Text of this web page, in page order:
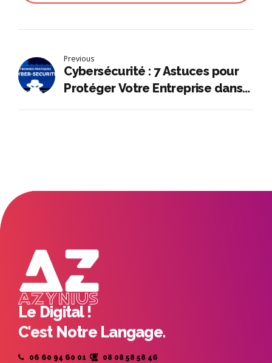
Previous
Cybersécurité : 7 Astuces pour
Protéger Votre Entreprise dans
Le Digital !
C'est Notre Langage.
06 60 94 60 01
08 08 58 58 46